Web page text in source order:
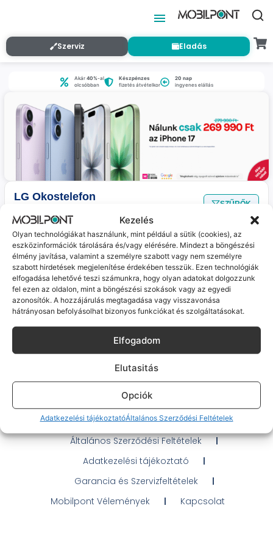
Kezelés
Olyan technológiákat használunk, mint például a sütik (cookies), az
eszközinformációk tárolására és/vagy elérésére. Mindezt a böngészési
élmény javítása, valamint a személyre szabott vagy nem személyre
szabott hirdetések megjelenítése érdekében tesszük. Ezen technológiák
elfogadása lehetővé teszi számunkra, hogy olyan adatokat dolgozzunk
fel ezen az oldalon, mint a böngészési szokások vagy az egyedi
azonosítók. A hozzájárulás megtagadása vagy visszavonása
hátrányosan befolyásolhat bizonyos funkciókat és szolgáltatásokat.
Elfogadom
Elutasitás
Opciók
Adatkezelési tájékoztatóÁltalános Szerződési Feltételek
Szerviz Eladás
Akár40%-al
olcsóbban
Készpénzes
fizetés átvételkor
20 nap
ingyenes elállás
LG Okostelefon
SZŰRŐK
Jelenleg nincs ilyen termékünk :(
Gyakran Ismételt Kérdések
Probléma jelentés / Elállás
OTP Áruhitel Tájékoztató
Klarna fizetési tájékoztató
Általános Szerződési Feltételek
Adatkezelési tájékoztató
Garancia és Szervizfeltételek
Mobilpont Vélemények
Kapcsolat